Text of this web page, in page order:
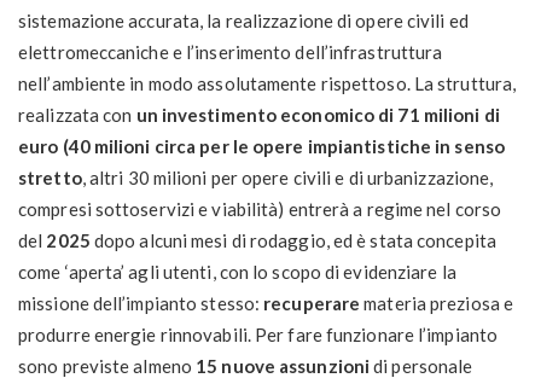
sistemazione accurata, la realizzazione di opere civili ed
elettromeccaniche e l’inserimento dell’infrastruttura
nell’ambiente in modo assolutamente rispettoso. La struttura,
realizzata con un investimento economico di 71 milioni di
euro (40 milioni circa per le opere impiantistiche in senso
stretto, altri 30 milioni per opere civili e di urbanizzazione,
compresi sottoservizi e viabilità) entrerà a regime nel corso
del 2025 dopo alcuni mesi di rodaggio, ed è stata concepita
come ‘aperta’ agli utenti, con lo scopo di evidenziare la
missione dell’impianto stesso: recuperare materia preziosa e
produrre energie rinnovabili. Per fare funzionare l’impianto
sono previste almeno 15 nuove assunzioni di personale